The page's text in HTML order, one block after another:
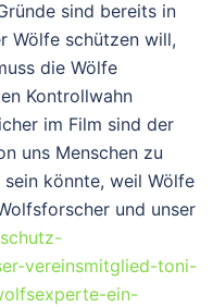
sind bereits in
Wölfe schützen will,
die Wölfe
Kontrollwahn
im Film sind der
uns Menschen zu
könnte, weil Wölfe
und unser
vereinsmitglied-toni-
ein-